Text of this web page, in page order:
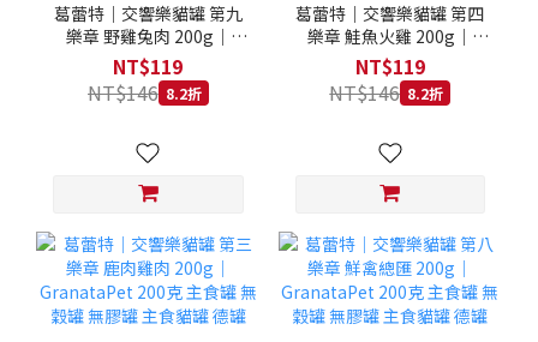
葛蕾特｜交響樂貓罐 第九
樂章 野雞兔肉 200g｜
GranataPet 200克 主食罐
無穀罐 無膠罐 主食貓罐 德
罐
NT$119
NT$146 8.2折
葛蕾特｜交響樂貓罐 第四
樂章 鮭魚火雞 200g｜
GranataPet 200克 主食罐
無穀罐 無膠罐 主食貓罐 德
罐
NT$119
NT$146 8.2折